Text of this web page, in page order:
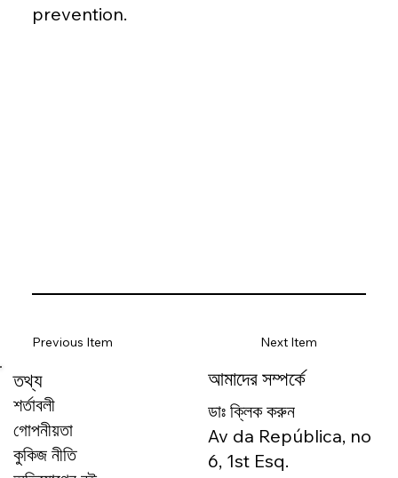
prevention.
Next Item
Previous Item
তথ্য
শর্তাবলী
গোপনীয়তা
কুকিজ নীতি
আমাদের সম্পর্কে
ডাঃ ক্লিক করুন
Av da República, no
6, 1st Esq.